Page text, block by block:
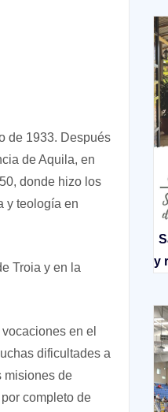
de 1933. Después
de Aquila, en
donde hizo los
y teología en
Troia y en la
en el
dificultades a
misiones de
completo de
y